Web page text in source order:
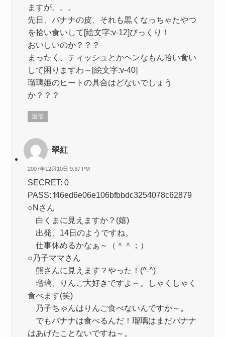
ますが。。。
先日、バナナの皮、それも黒くなっちゃたやつ
を拾い食いして[絵文字:v-12]びっくり！
おいしいのか？？？
まったく、ティッシュとかヘンなもん拾い食い
して困りますわ～[絵文字:v-40]
瑠璃姫のヒートの具合はどないでしょう
か？？？
返信
翠紅
2007年12月10日 9:37 PM
SECRET: 0
PASS: f46ed6e06e106bfbbdc3254078c62879
○Nさん
白くまに見えますか？(嬉)
出発、14日のようですね。
仕事休めるかなぁ～（＾＾；）
○乃子ママさん
熊さんに見えます？やった！(^-^)
瑠璃、りんご大好きですよ～。しゃくしゃく
食べます(笑)
乃子ちゃんはりんご食べないんですか～。
でもバナナは食べるんだ！瑠璃はまだバナナ
はあげたことないですね～。